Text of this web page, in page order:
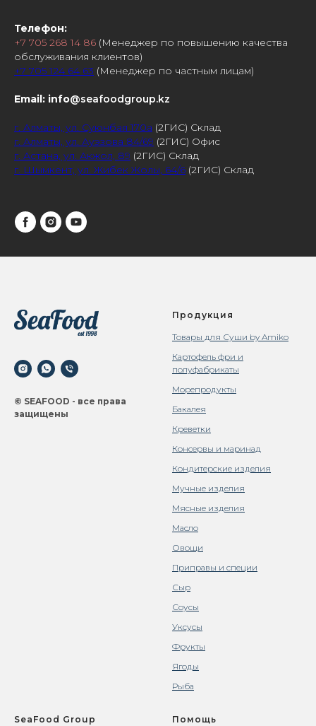
Телефон:
+7 705 268 14 86 (Менеджер по повышению качества
обслуживания клиентов)
+7 705 124 64 63 (Менеджер по частным лицам)
Email: info@seafoodgroup.kz
г. Алматы, ул. Суюнбая 170а (2ГИС) Склад
г. Алматы, ул. Ауэзова 84/69 (2ГИС) Офис
г. Астана, ул. Акжол, 89 (2ГИС) Склад
г. Шымкент, ул. Жибек Жолы, 64/6 (2ГИС) Склад
© SEAFOOD - все права
защищены
Продукция
Товары для Суши by Amiko
Картофель фри и
полуфабрикаты
Морепродукты
Бакалея
Креветки
Консервы и маринад
Кондитерские изделия
Мучные изделия
Мясные изделия
Масло
Овощи
Приправы и специи
Сыр
Соусы
Уксусы
Фрукты
Ягоды
Рыба
SeaFood Group Помощь